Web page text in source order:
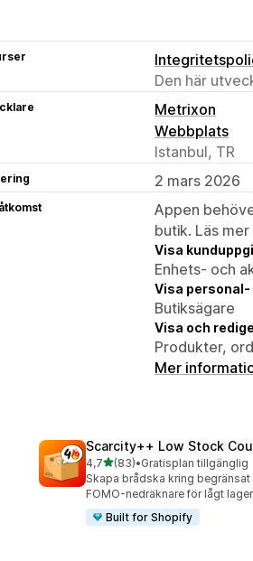
Den här
Metrixon
Webbplats
Istanbul, TR
2 mars 2026
Appen
butik. Läs
Visa
Enhets- och
Visa
Butiksägare
Visa och
Produkter,
Mer
Scarcity++ Low Stock
4,7av 5 stjärnor
(83)
83 recensioner totalt
•Gratisplan tillgänglig
Skapa brådska kring
FOMO-nedräknare för lågt
Built for Shopify